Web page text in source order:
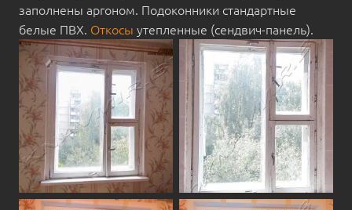
заполнены аргоном. Подоконники стандартные
белые ПВХ. Откосы утепленные (сендвич-панель).